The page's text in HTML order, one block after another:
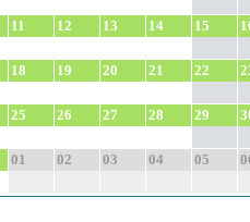
11 12 13 14 15
18 19 20 21 22
25 26 27 28 29
01 02 03 04 05